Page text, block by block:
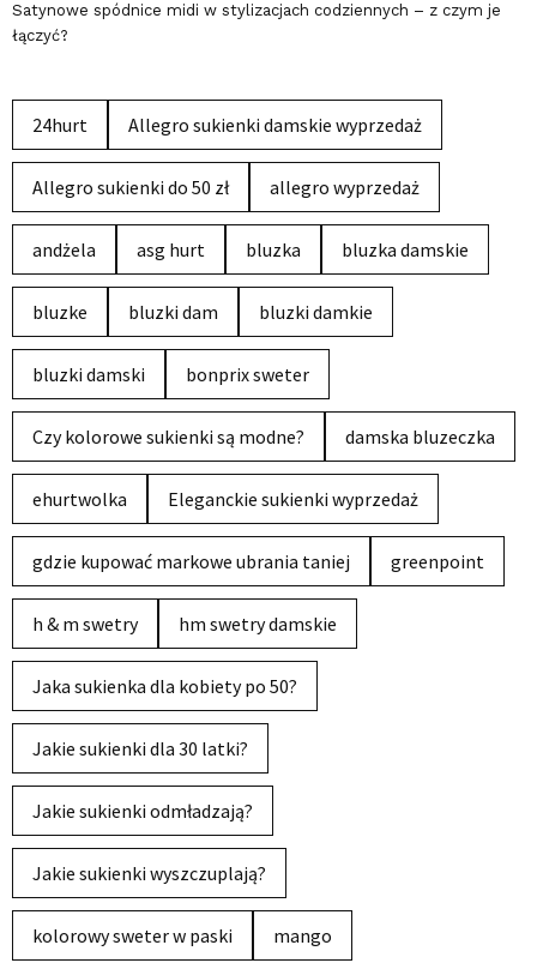
Satynowe spódnice midi w stylizacjach codziennych – z czym je
łączyć?
24hurt Allegro sukienki damskie wyprzedaż
Allegro sukienki do 50 zł allegro wyprzedaż
andżela asg hurt bluzka bluzka damskie
bluzke bluzki dam bluzki damkie
bluzki damski bonprix sweter
Czy kolorowe sukienki są modne? damska bluzeczka
ehurtwolka Eleganckie sukienki wyprzedaż
gdzie kupować markowe ubrania taniej greenpoint
h & m swetry hm swetry damskie
Jaka sukienka dla kobiety po 50?
Jakie sukienki dla 30 latki?
Jakie sukienki odmładzają?
Jakie sukienki wyszczuplają?
kolorowy sweter w paski mango